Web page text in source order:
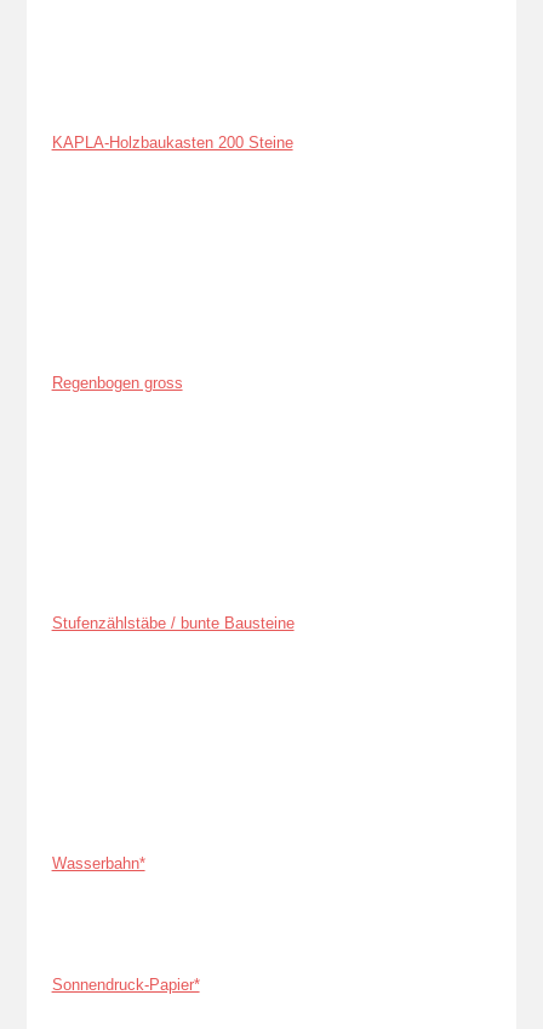
KAPLA-Holzbaukasten 200 Steine
Regenbogen gross
Stufenzählstäbe / bunte Bausteine
Wasserbahn*
Sonnendruck-Papier*